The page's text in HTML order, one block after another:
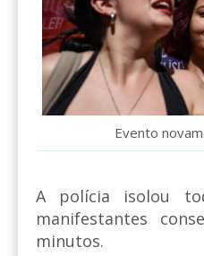
Evento
A polícia isolou
manifestantes
minutos.